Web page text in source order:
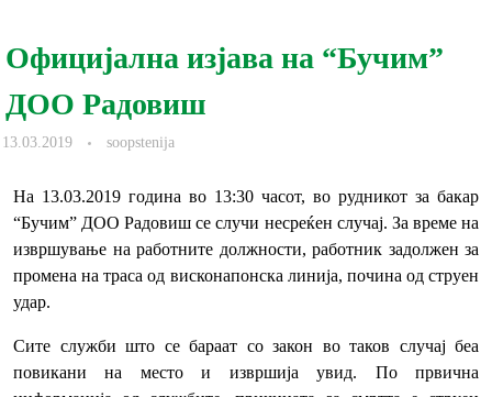
Официјална изјава на “Бучим”
ДОО Радовиш
13.03.2019 soopstenija
На 13.03.2019 година во 13:30 часот, во рудникот за бакар
“Бучим” ДОО Радовиш се случи несреќен случај. За време на
извршување на работните должности, работник задолжен за
промена на траса од висконапонска линија, почина од струен
удар.
Сите служби што се бараат со закон во таков случај беа
повикани на место и извршија увид. По првична